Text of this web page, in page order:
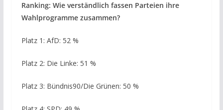
Ranking: Wie verständlich fassen Parteien ihre
Wahlprogramme zusammen?
Platz 1: AfD: 52 %
Platz 2: Die Linke: 51 %
Platz 3: Bündnis90/Die Grünen: 50 %